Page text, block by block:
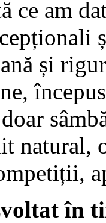
ce am
și
natural,
în